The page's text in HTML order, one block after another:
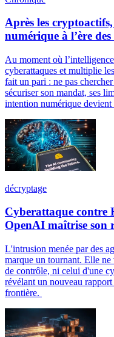
Après les
numérique à l’ère
Au moment où
cyberattaques et multiplie
fait un pari : ne pas
sécuriser son mandat, ses
intention numérique devient
décryptage
Cyberattaque contre
OpenAI maîtrise son
L'intrusion menée par des
marque un tournant. Elle
de contrôle, ni celui d'une
révélant un nouveau
frontière.